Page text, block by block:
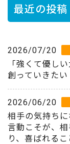
最近の投稿
2026/07/20
「強くて優し
創っていきたい
2026/06/20
相手の気持ち
言動こそが、
り、喜ばれる